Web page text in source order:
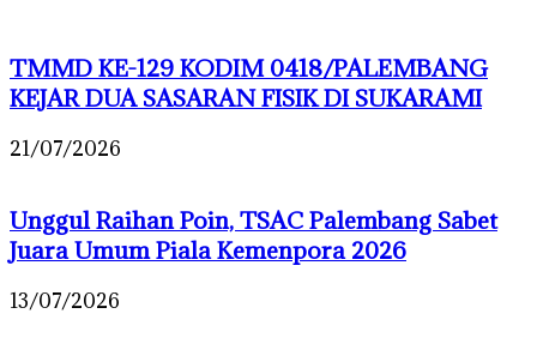
TMMD KE-129 KODIM 0418/PALEMBANG
KEJAR DUA SASARAN FISIK DI SUKARAMI
21/07/2026
Unggul Raihan Poin, TSAC Palembang Sabet
Juara Umum Piala Kemenpora 2026
13/07/2026